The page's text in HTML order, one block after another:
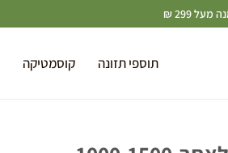
299 ₪
תוספי תזונה קוסמטיקה